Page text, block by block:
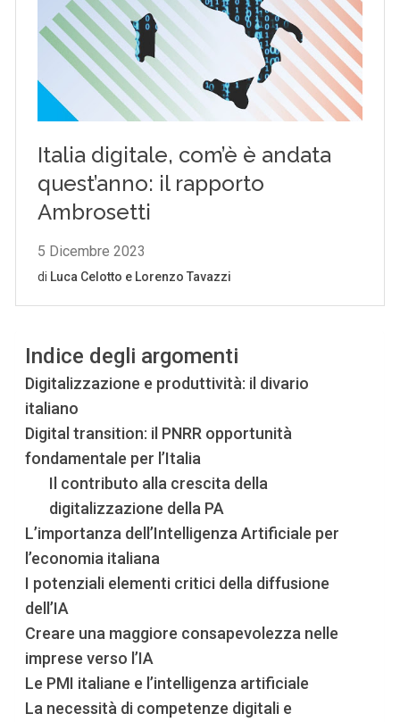
Indice degli argomenti
Digitalizzazione e produttività: il divario
italiano
Digital transition: il PNRR opportunità
fondamentale per l’Italia
Il contributo alla crescita della
digitalizzazione della PA
L’importanza dell’Intelligenza Artificiale per
l’economia italiana
I potenziali elementi critici della diffusione
dell’IA
Creare una maggiore consapevolezza nelle
imprese verso l’IA
Le PMI italiane e l’intelligenza artificiale
La necessità di competenze digitali e